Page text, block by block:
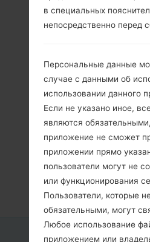
в специальных
непосредственно перед
Персональные данные
случае с данными об
использовании данного
Если не указано иное,
являются
приложение не сможет
приложении прямо
пользователи могут не
или функционирования
Пользователи, которые
обязательными, могут
Любое использование
приложением или